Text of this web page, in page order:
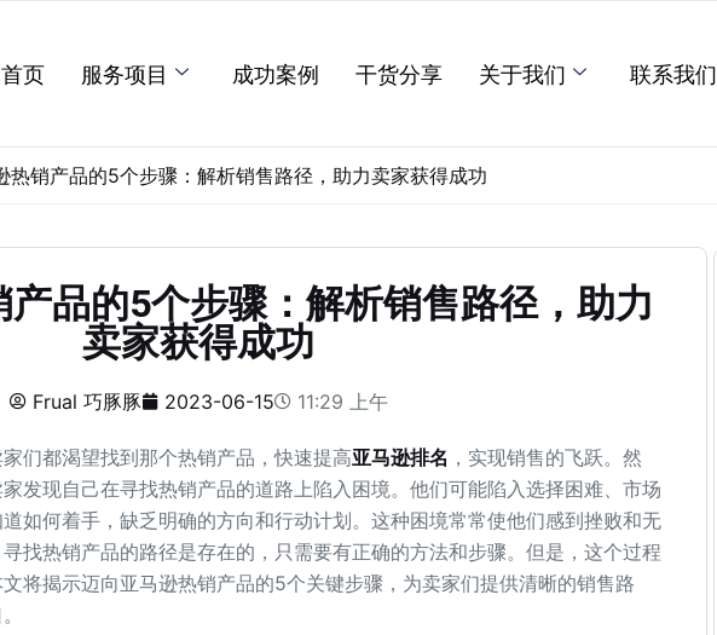
首页 服务项目 成功案例 干货分享 关于我们 联系我们
热销产品的5个步骤：解析销售路径，助力卖家获得成功
品的5个步骤：解析销售路径，助力
卖家获得成功
Frual 巧豚豚 2023-06-15 11:29 上午
们都渴望找到那个热销产品，快速提高亚马逊排名 ，实现销售的飞跃。然
发现自己在寻找热销产品的道路上陷入困境。他们可能陷入选择困难、市场
如何着手，缺乏明确的方向和行动计划。这种困境常常使他们感到挫败和无
找热销产品的路径是存在的，只需要有正确的方法和步骤。但是，这个过程
将揭示迈向亚马逊热销产品的5个关键步骤，为卖家们提供清晰的销售路